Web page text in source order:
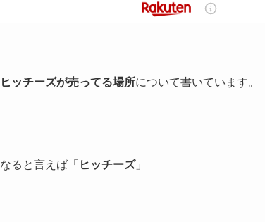
ヒッチーズが売ってる場所について書いています。
ると言えば「 ヒッチーズ」